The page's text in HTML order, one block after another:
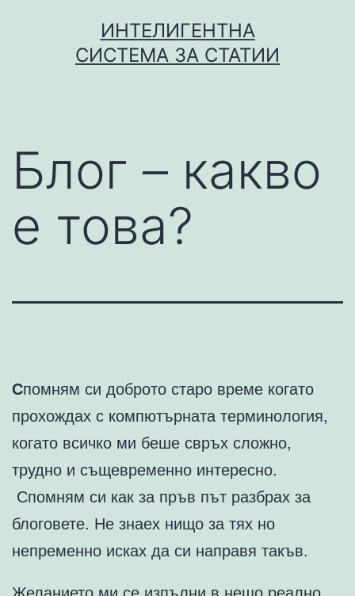
ИНТЕЛИГЕНТНА
СИСТЕМА ЗА СТАТИИ
Блог – какво
е това?
Спомням си доброто старо време когато
прохождах с компютърната терминология,
когато всичко ми беше свръх сложно,
трудно и същевременно интересно.
Спомням си как за пръв път разбрах за
блоговете. Не знаех нищо за тях но
непременно исках да си направя такъв.